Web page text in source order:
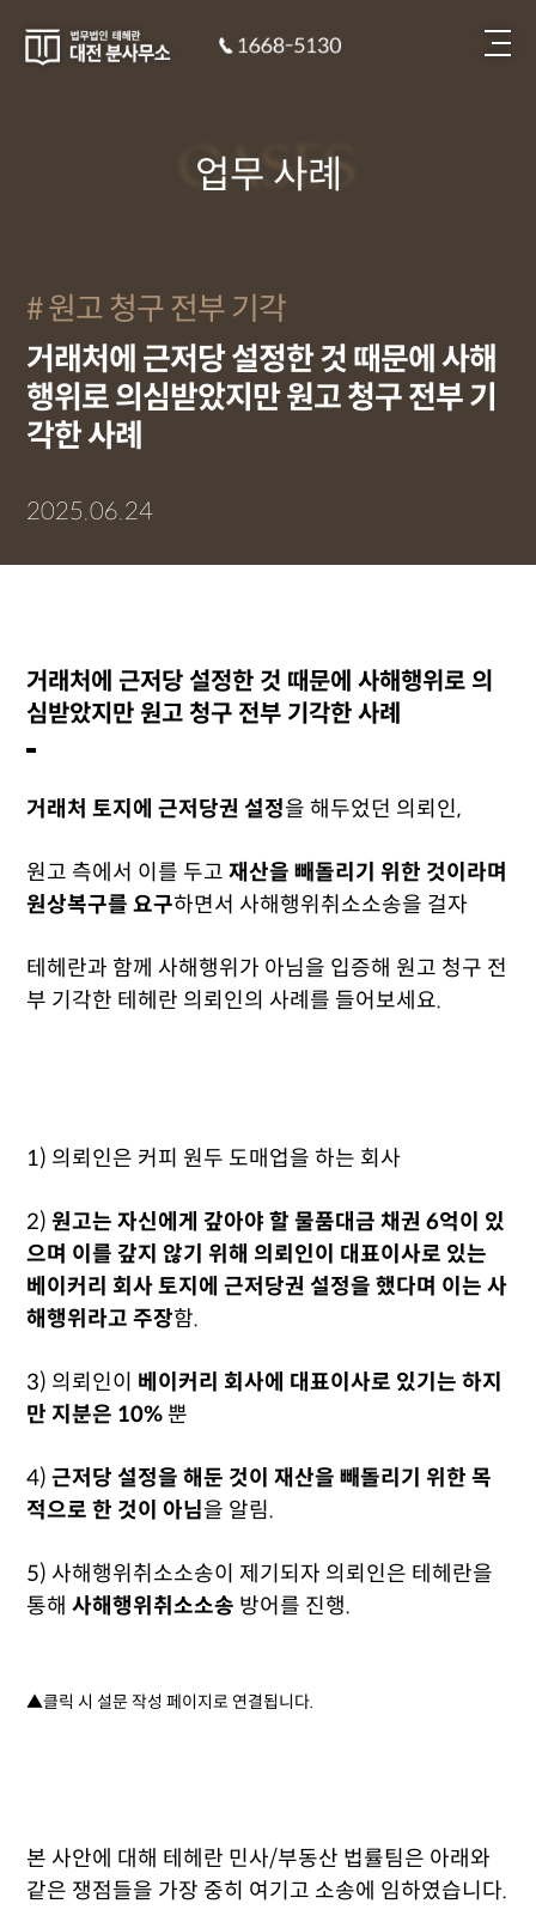
CASES
업무 사례
원고 청구 전부 기각
거래처에 근저당 설정한 것 때문에 사해
행위로 의심받았지만 원고 청구 전부 기
각한 사례
2025.06.24
거래처에 근저당 설정한 것 때문에 사해행위로 의
심받았지만 원고 청구 전부 기각한 사례
거래처 토지에 근저당권 설정을 해두었던 의뢰인,
원고 측에서 이를 두고재산을 빼돌리기 위한 것이라며
원상복구를 요구하면서 사해행위취소소송을 걸자
테헤란과 함께 사해행위가 아님을 입증해 원고 청구 전
부 기각한 테헤란 의뢰인의 사례를 들어보세요.
1) 의뢰인은 커피 원두 도매업을 하는 회사
2)원고는 자신에게 갚아야 할 물품대금 채권 6억이 있
으며 이를 갚지 않기 위해 의뢰인이 대표이사로 있는
베이커리 회사 토지에 근저당권 설정을 했다며 이는 사
해행위라고 주장함.
3) 의뢰인이 베이커리 회사에 대표이사로 있기는 하지
만 지분은 10% 뿐
4)근저당 설정을 해둔 것이 재산을 빼돌리기 위한 목
적으로 한 것이 아님을 알림.
5) 사해행위취소소송이 제기되자 의뢰인은 테헤란을
통해사해행위취소소송 방어를 진행.
▲클릭 시 설문 작성 페이지로 연결됩니다.
본 사안에 대해 테헤란 민사/부동산 법률팀은 아래와
같은 쟁점들을 가장 중히 여기고 소송에 임하였습니다.